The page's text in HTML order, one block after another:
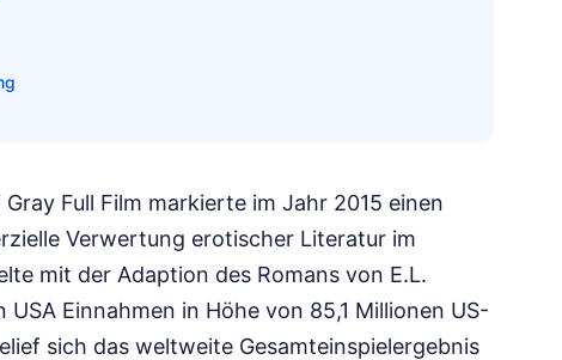
Full Film markierte im Jahr 2015 einen
Verwertung erotischer Literatur im
mit der Adaption des Romans von E.L.
Einnahmen in Höhe von 85,1 Millionen US-
sich das weltweite Gesamteinspielergebnis